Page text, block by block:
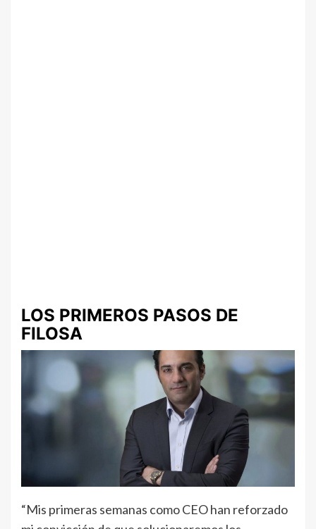
LOS PRIMEROS PASOS DE
FILOSA
“Mis primeras semanas como CEO han reforzado